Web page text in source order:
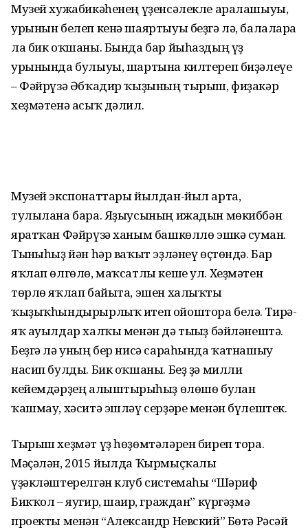
Музей хужабикәһенең үҙенсәлекле аралашыуы,
урынын белеп кенә шаяртыуы беҙгә лә, балаларға
ла бик оҡшаны. Бында бар йыһаздың үҙ
урынында булыуы, шартына килтереп биҙәлеүе
– Фәйрүзә Әбҡадир ҡыҙының тырыш, фиҙакәр
хеҙмәтенә асыҡ дәлил.
Музей экспонаттары йылдан-йыл арта,
тулылана бара. Яҙыусының ижадын мөкиббән
яратҡан Фәйрүзә ханым башкөллө эшкә сумған.
Тынғыһыҙ йән һәр ваҡыт эҙләнеү өҫтөндә. Бар
яҡлап өлгөлө, маҡсатлы кеше ул. Хеҙмәтен
төрлө яҡлап байыта, эшен халыҡты
ҡыҙыҡһындырырлыҡ итеп ойоштора белә. Тирә-
яҡ ауылдар халҡы менән дә тығыҙ бәйләнештә.
Беҙгә лә уның бер нисә сараһында ҡатнашыу
насип булды. Бик оҡшаны. Беҙ ҙә милли
кейемдәрҙең алыштырғыһыҙ өлөшө булған
ҡашмау, хәситә эшләү серҙәре менән бүлештек.
Тырыш хеҙмәт үҙ һөҙөмтәләрен биреп тора.
Мәҫәлән, 2015 йылда Ҡырмыҫҡалы
үҙәкләштерелгән клуб системаһы “Шәриф
Бикҡол – яугир, шағир, граждан” күргәҙмә
проекты менән “Александр Невский” Бөтә Рәсәй